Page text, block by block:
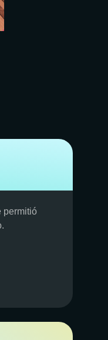
permitió